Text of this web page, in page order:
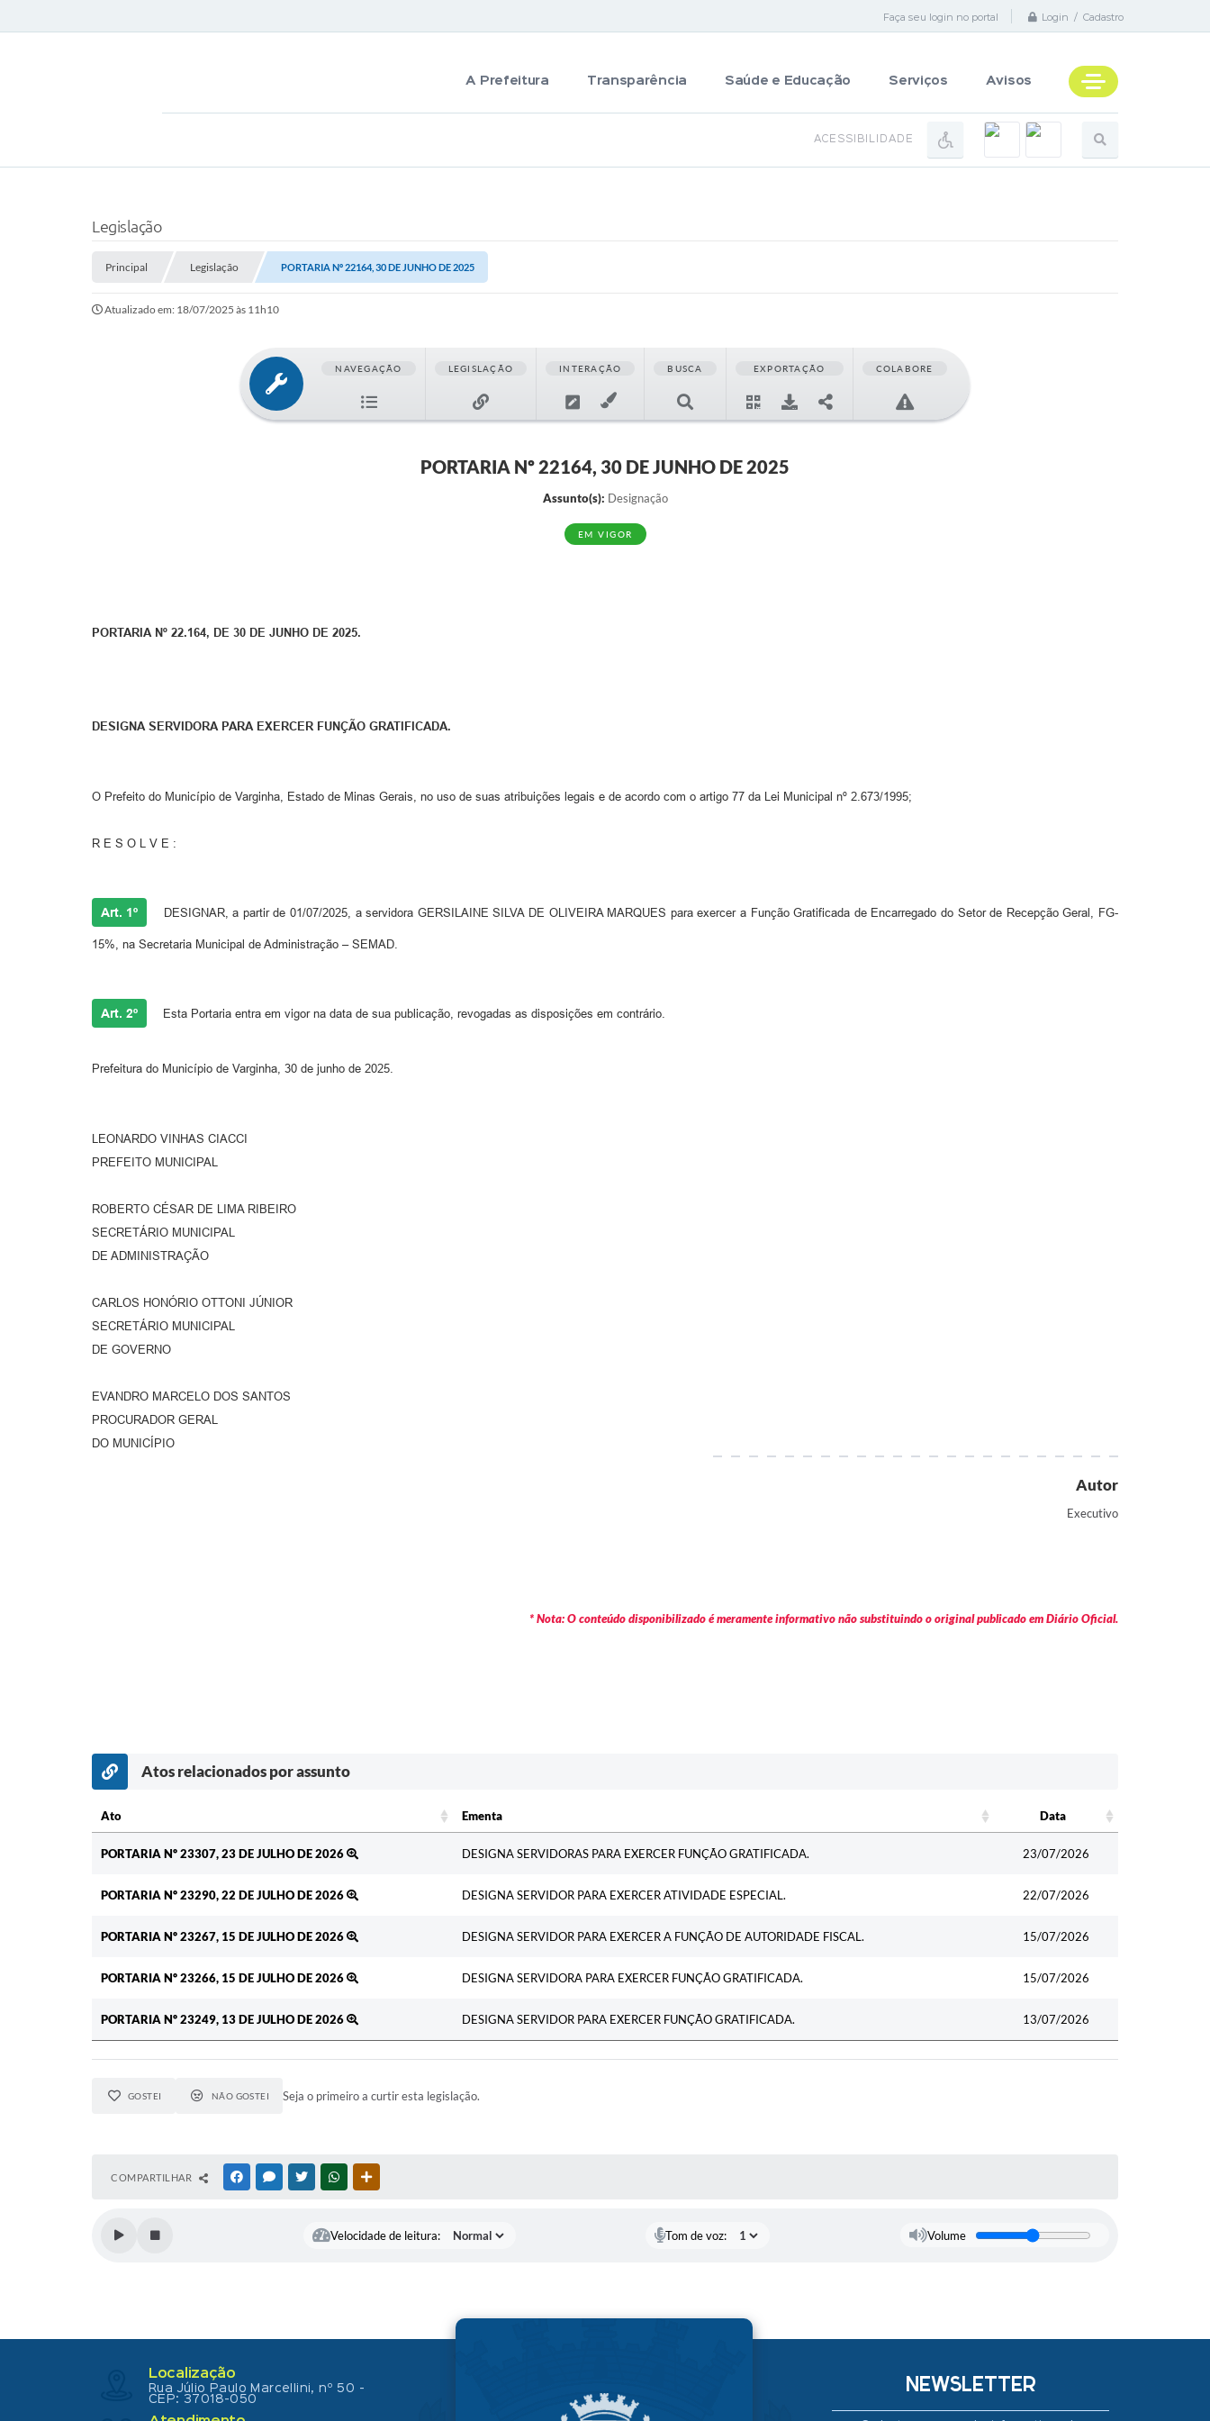
Faça seu login no portal Login / Cadastro
A Prefeitura Transparência Saúde e Educação Serviços Avisos
ACESSIBILIDADE
Legislação
Principal Legislação PORTARIA Nº 22164, 30 DE JUNHO DE 2025
Atualizado em: 18/07/2025 às 11h10
NAVEGAÇÃO LEGISLAÇÃO INTERAÇÃO BUSCA EXPORTAÇÃO COLABORE
PORTARIA Nº 22164, 30 DE JUNHO DE 2025
Assunto(s): Designação
EM VIGOR
PORTARIA Nº 22.164, DE 30 DE JUNHO DE 2025.
DESIGNA SERVIDORA PARA EXERCER FUNÇÃO GRATIFICADA.
O Prefeito do Município de Varginha, Estado de Minas Gerais, no uso de suas atribuições legais e de acordo com o artigo 77 da Lei Municipal nº 2.673/1995;
R E S O L V E :
Art. 1º DESIGNAR, a partir de 01/07/2025, a servidora GERSILAINE SILVA DE OLIVEIRA MARQUES para exercer a Função Gratificada de Encarregado do Setor de Recepção Geral, FG-
15%, na Secretaria Municipal de Administração – SEMAD.
Art. 2º Esta Portaria entra em vigor na data de sua publicação, revogadas as disposições em contrário.
Prefeitura do Município de Varginha, 30 de junho de 2025.
LEONARDO VINHAS CIACCI
PREFEITO MUNICIPAL
ROBERTO CÉSAR DE LIMA RIBEIRO
SECRETÁRIO MUNICIPAL
DE ADMINISTRAÇÃO
CARLOS HONÓRIO OTTONI JÚNIOR
SECRETÁRIO MUNICIPAL
DE GOVERNO
EVANDRO MARCELO DOS SANTOS
PROCURADOR GERAL
DO MUNICÍPIO
Autor
Executivo
* Nota: O conteúdo disponibilizado é meramente informativo não substituindo o original publicado em Diário Oficial.
Atos relacionados por assunto
Ato Ementa
Data
PORTARIA Nº 23307, 23 DE JULHO DE 2026
DESIGNA SERVIDORAS PARA EXERCER FUNÇÃO GRATIFICADA. 23/07/2026
PORTARIA Nº 23290, 22 DE JULHO DE 2026 DESIGNA SERVIDOR PARA EXERCER ATIVIDADE ESPECIAL. 22/07/2026
PORTARIA Nº 23267, 15 DE JULHO DE 2026 DESIGNA SERVIDOR PARA EXERCER A FUNÇÃO DE AUTORIDADE FISCAL. 15/07/2026
PORTARIA Nº 23266, 15 DE JULHO DE 2026 DESIGNA SERVIDORA PARA EXERCER FUNÇÃO GRATIFICADA. 15/07/2026
PORTARIA Nº 23249, 13 DE JULHO DE 2026 DESIGNA SERVIDOR PARA EXERCER FUNÇÃO GRATIFICADA. 13/07/2026
GOSTEI NÃO GOSTEI Seja o primeiro a curtir esta legislação.
COMPARTILHAR FACEBOOKMESSENGER
TWITTERWHATSAPP
Velocidade de leitura: Tom de voz: Volume
Localização
Rua Júlio Paulo Marcellini, nº 50 -
CEP: 37018-050
NEWSLETTER